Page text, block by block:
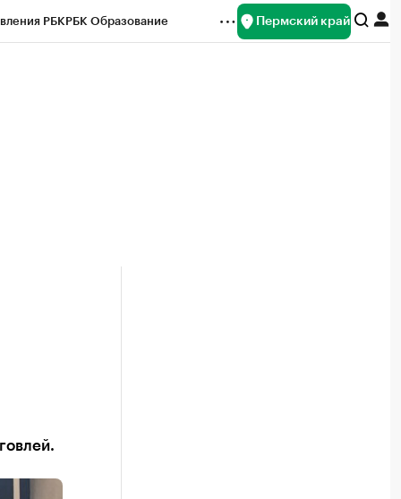
РБКРБК Образование Пермский край